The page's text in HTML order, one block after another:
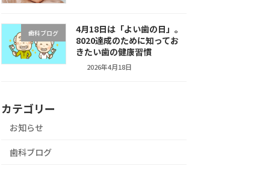
歯科ブログ
4月18日は「よい歯の日」。
8020達成のために知ってお
きたい歯の健康習慣
2026年4月18日
カテゴリー
お知らせ
歯科ブログ